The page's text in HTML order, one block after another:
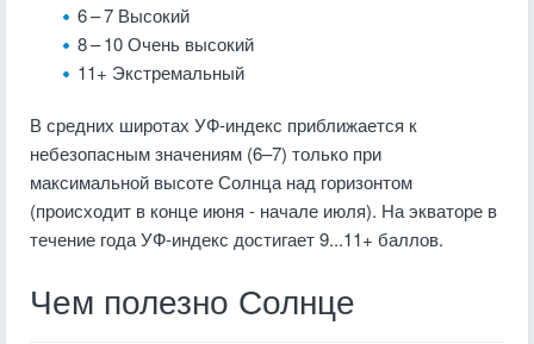
6 – 7 Высокий
8 – 10 Очень высокий
11+ Экстремальный
В средних широтах УФ-индекс приближается к
небезопасным значениям (6–7) только при
максимальной высоте Солнца над горизонтом
(происходит в конце июня - начале июля). На экваторе в
течение года УФ-индекс достигает 9...11+ баллов.
Чем полезно Солнце